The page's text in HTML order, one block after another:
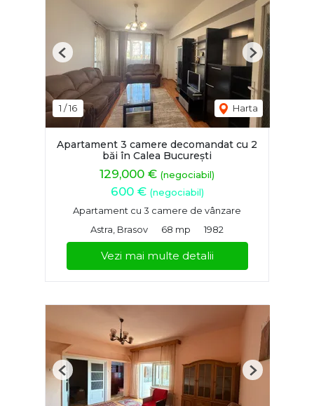
1 /16 Harta
Previous Next
Apartament 3 camere decomandat cu 2
băi în Calea București
129,000 € (negociabil)
600 € (negociabil)
Apartament cu 3 camere de vânzare
Astra, Brasov
68 mp 1982
Vezi mai multe detalii
Previous Next